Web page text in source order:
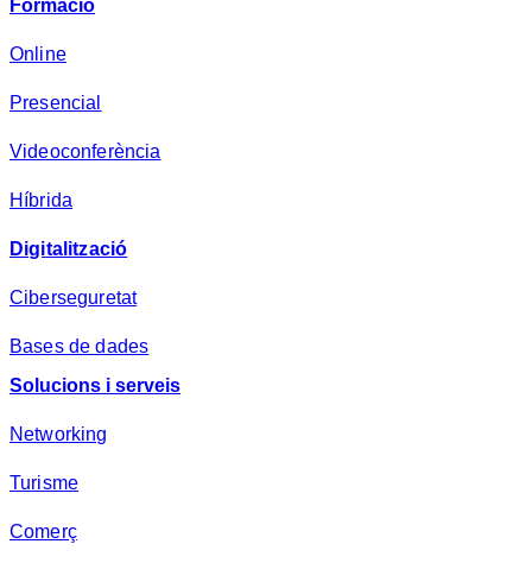
d
s
a
Formació
Online
Presencial
Videoconferència
Híbrida
Digitalització
Ciberseguretat
Bases de dades
Solucions i serveis
Networking
Turisme
Comerç